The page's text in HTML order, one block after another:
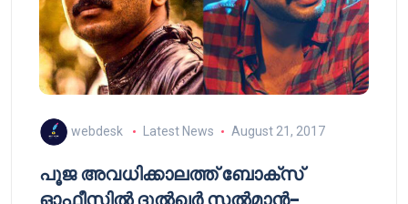
webdesk Latest News August 21, 2017
പൂജ അവധിക്കാലത്ത് ബോക്സ്